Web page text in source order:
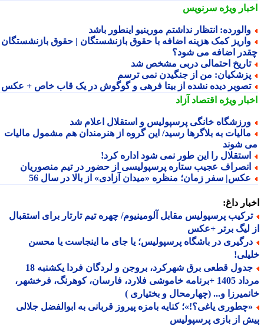
ویژهسرنویس
انتظار نداشتم مورینیو اینطور باشد
کمک هزینه اضافه با حقوق بازنشستگان | حقوق بازنشستگان
اضافه می شود؟
احتمالی دربی مشخص شد
من از جنگیدن نمی ترسم
دیده نشده از بیتا فرهی و گوگوش در یک قاب خاص + عکس
ویژهاقتصاد آزاد
خانگی پرسپولیس و استقلال اعلام شد
به بلاگرها رسید/ این گروه از هنرمندان هم مشمول مالیات
شوند
را این طور نمی شود اداره کرد!
عجیب ستاره پرسپولیسی از حضور در تیم منصوریان
سفر زمان؛ منظره «میدان آزادی» از بالا در سال 56
داغ:
پرسپولیس مقابل آلومینیوم/ چهره تیم تارتار برای استقبال
لیگ برتر +عکس
در باشگاه پرسپولیس؛ یا جای ما اینجاست یا محسن
جدول قطعی برق شهرکرد، بروجن و لردگان فردا یکشنبه 18
مرداد 1405 +برنامه خاموشی فلارد، فارسان، کوهرنگ، فرخشهر،
و... (چهارمحال و بختیاری )
یاغی؟!»؛ کنایه بامزه پیروز قربانی به ابوالفضل جلالی
از بازی پرسپولیس